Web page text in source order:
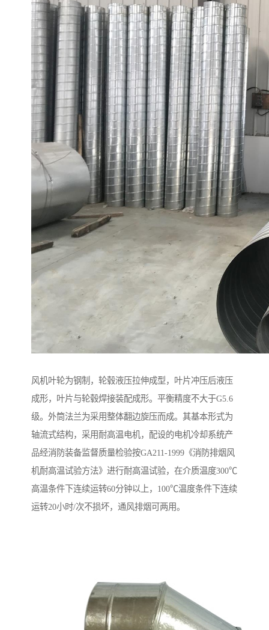
风机叶轮为钢制，轮毂液压拉伸成型，叶片冲压后液压
成形，叶片与轮毂焊接装配成形。平衡精度不大于G5.6
级。外筒法兰为采用整体翻边旋压而成。其基本形式为
轴流式结构，采用耐高温电机，配设的电机冷却系统产
品经消防装备监督质量检验按GA211-1999《消防排烟风
机耐高温试验方法》进行耐高温试验，在介质温度300℃
高温条件下连续运转60分钟以上，100℃温度条件下连续
运转20小时/次不损坏，通风排烟可两用。